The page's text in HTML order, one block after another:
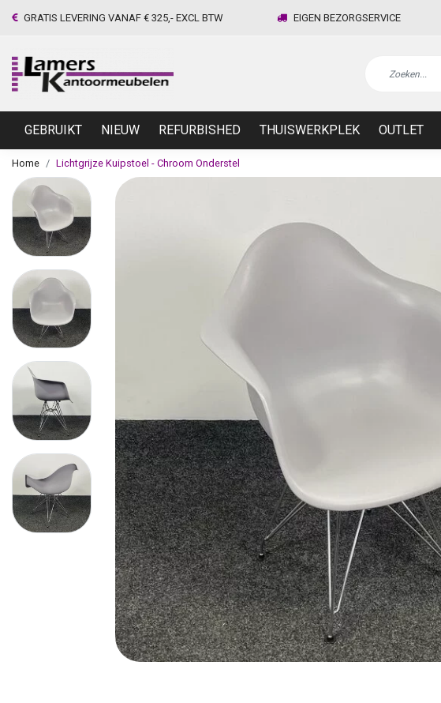
GRATIS LEVERING VANAF € 325,- EXCL BTW EIGEN BEZORGSERVICE
GEBRUIKT NIEUW REFURBISHED THUISWERKPLEK OUTLET
Home Lichtgrijze Kuipstoel - Chroom Onderstel